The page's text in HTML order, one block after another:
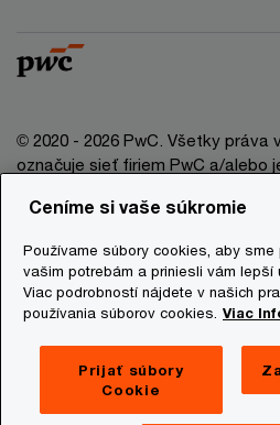
© 2020 - 2026 PwC. Všetky práva
označuje sieť firiem PwC a/alebo
informácie nájdete na stránke
Právna doložka
Ochrana osobných údajov
Prevádzkovatelia stránky
Mapa stránky
Ceníme si vaše súkromie
Používame súbory cookies, aby
vašim potrebám a priniesli vám lepší
Viac podrobností nájdete v našich
používania súborov cookies. Viac
Prijať súbory
Cookie